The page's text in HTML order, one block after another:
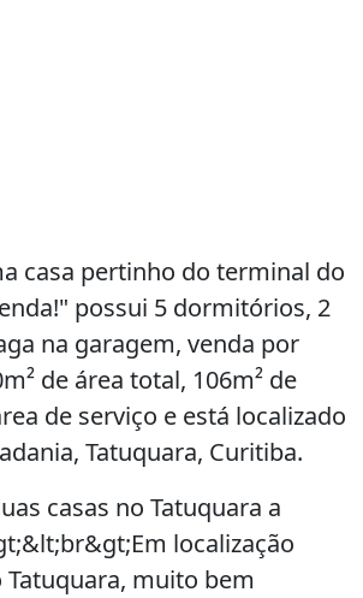
casa pertinho do terminal do
possui 5 dormitórios, 2
na garagem, venda por
de área total, 106m² de
de serviço e está localizado
Tatuquara, Curitiba.
casas no Tatuquara a
localização
muito bem